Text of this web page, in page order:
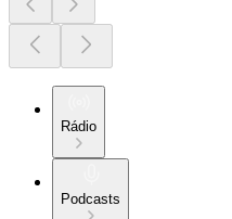
Rádio
Podcasts